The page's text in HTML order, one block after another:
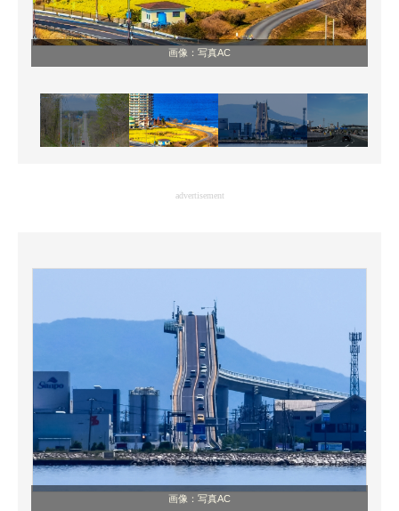
ちょっと気になるネットの話題
画像：写真AC
advertisement
画像：写真AC